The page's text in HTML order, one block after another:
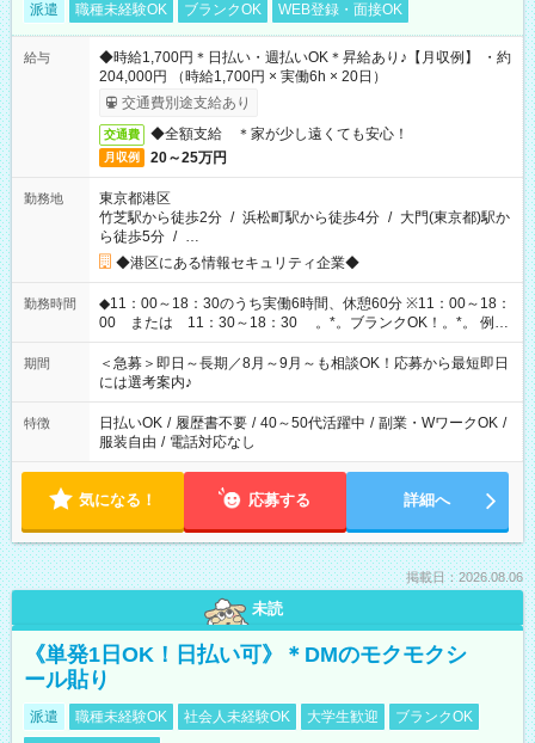
派遣 職種未経験OK ブランクOK WEB登録・面接OK
給与
◆時給1,700円＊日払い・週払いOK＊昇給あり♪【月収例】 ・約
204,000円 （時給1,700円 × 実働6h × 20日）
交通費別途支給あり
交通費 ◆全額支給 ＊家が少し遠くても安心！
月収例 20～25万円
勤務地
東京都港区
竹芝駅から徒歩2分 / 浜松町駅から徒歩4分 / 大門(東京都)駅か
ら徒歩5分 / …
◆港区にある情報セキュリティ企業◆
勤務時間
◆11：00～18：30のうち実働6時間、休憩60分 ※11：00～18：
00 または 11：30～18：30 。*。ブランクOK！。*。 例え
ば前職が、 在宅/財団法人/事務/コールセンター/受付/販売/カフェ
スタッフ スイーツ販売/ホテルフロント/化粧品販売/など 様々な
業界から入社して活躍されています♪
期間
＜急募＞即日～長期／8月～9月～も相談OK！応募から最短即日
には選考案内♪
特徴 日払いOK / 履歴書不要 / 40～50代活躍中 / 副業・WワークOK /
服装自由 / 電話対応なし
気になる！ 応募する 詳細へ
掲載日：2026.08.06
未読
《単発1日OK！日払い可》＊DMのモクモクシ
ール貼り
派遣 職種未経験OK 社会人未経験OK 大学生歓迎
ブランクOK